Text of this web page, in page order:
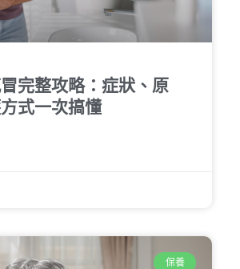
完整攻略：症狀、原
式一次搞懂
保養